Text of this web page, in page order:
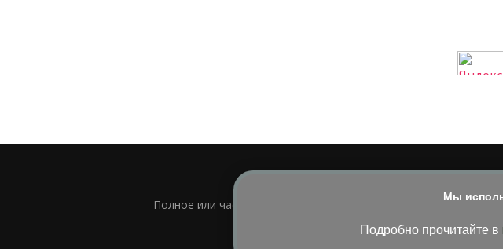
Мы
Подробно прочитайте в
Полное или частичное использование материала допускается
Blossom Diva | Разработана